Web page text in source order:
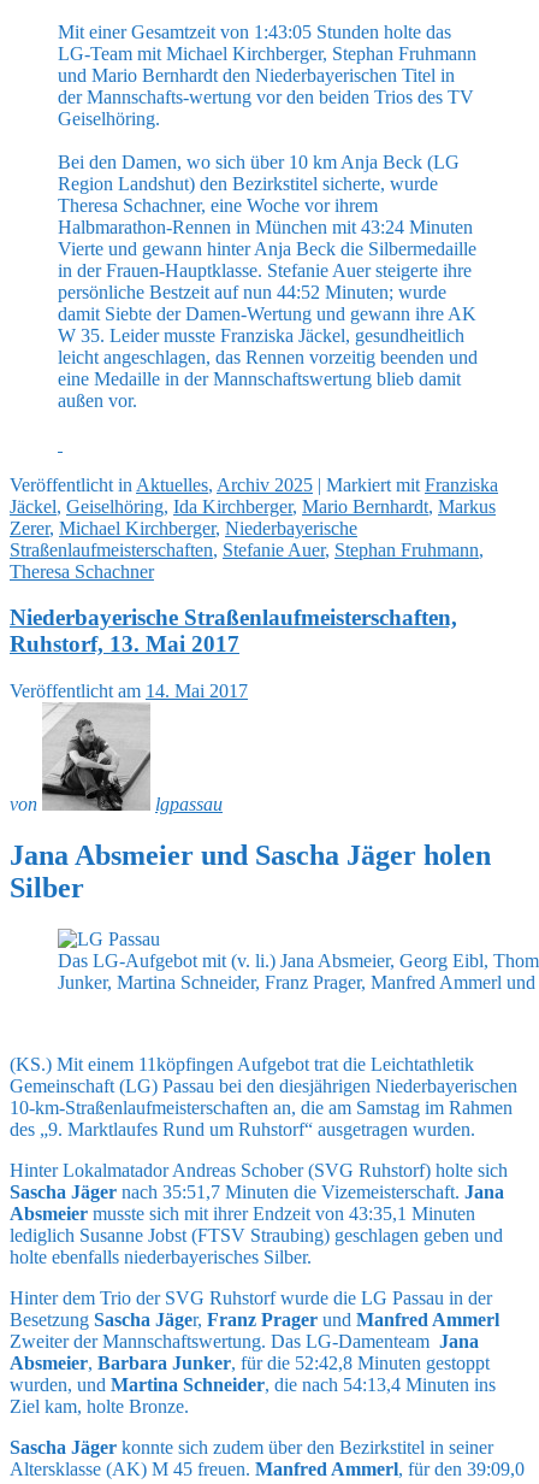
Mit einer Gesamtzeit von 1:43:05 Stunden holte das
LG-Team mit Michael Kirchberger, Stephan Fruhmann
und Mario Bernhardt den Niederbayerischen Titel in
der Mannschafts-wertung vor den beiden Trios des TV
Geiselhöring.
Bei den Damen, wo sich über 10 km Anja Beck (LG
Region Landshut) den Bezirkstitel sicherte, wurde
Theresa Schachner, eine Woche vor ihrem
Halbmarathon-Rennen in München mit 43:24 Minuten
Vierte und gewann hinter Anja Beck die Silbermedaille
in der Frauen-Hauptklasse. Stefanie Auer steigerte ihre
persönliche Bestzeit auf nun 44:52 Minuten; wurde
damit Siebte der Damen-Wertung und gewann ihre AK
W 35. Leider musste Franziska Jäckel, gesundheitlich
leicht angeschlagen, das Rennen vorzeitig beenden und
eine Medaille in der Mannschaftswertung blieb damit
außen vor.
Veröffentlicht in Aktuelles, Archiv 2025 | Markiert mit Franziska
Jäckel, Geiselhöring, Ida Kirchberger, Mario Bernhardt, Markus
Zerer, Michael Kirchberger, Niederbayerische
Straßenlaufmeisterschaften, Stefanie Auer, Stephan Fruhmann,
Theresa Schachner
Niederbayerische Straßenlaufmeisterschaften,
Ruhstorf, 13. Mai 2017
Veröffentlicht am 14. Mai 2017
von lgpassau
Jana Absmeier und Sascha Jäger holen
Silber
Das LG-Aufgebot mit (v. li.) Jana Absmeier, Georg Eibl,
Junker, Martina Schneider, Franz Prager, Manfred Ammerl
(KS.) Mit einem 11köpfingen Aufgebot trat die Leichtathletik
Gemeinschaft (LG) Passau bei den diesjährigen Niederbayerischen
10-km-Straßenlaufmeisterschaften an, die am Samstag im Rahmen
des „9. Marktlaufes Rund um Ruhstorf“ ausgetragen wurden.
Hinter Lokalmatador Andreas Schober (SVG Ruhstorf) holte sich
Sascha Jäger nach 35:51,7 Minuten die Vizemeisterschaft. Jana
Absmeier musste sich mit ihrer Endzeit von 43:35,1 Minuten
lediglich Susanne Jobst (FTSV Straubing) geschlagen geben und
holte ebenfalls niederbayerisches Silber.
Hinter dem Trio der SVG Ruhstorf wurde die LG Passau in der
Besetzung Sascha Jäger, Franz Prager und Manfred Ammerl
Zweiter der Mannschaftswertung. Das LG-Damenteam Jana
Absmeier, Barbara Junker, für die 52:42,8 Minuten gestoppt
wurden, und Martina Schneider, die nach 54:13,4 Minuten ins
Ziel kam, holte Bronze.
Sascha Jäger konnte sich zudem über den Bezirkstitel in seiner
Altersklasse (AK) M 45 freuen. Manfred Ammerl, für den 39:09,0